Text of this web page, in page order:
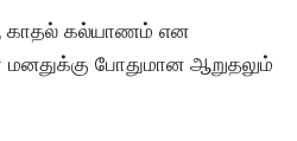
காதல் கல்யாணம் என
போதுமான ஆறுதலும்